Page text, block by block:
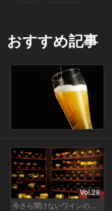
おすすめ記事
Vol.28
今さら聞けないワインの基礎知識